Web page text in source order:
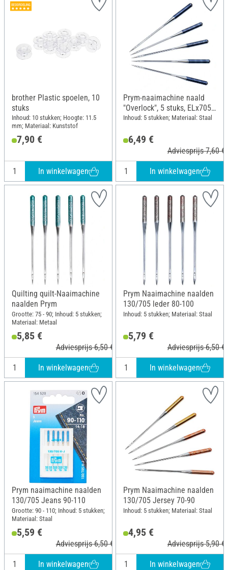
brother Plastic spoelen, 10
stuks
Inhoud: 10 stukken; Hoogte: 11.5
mm; Materiaal: Kunststof
7,90 €
In winkelwagen
Prym-naaimachine naald
"Overlock", 5 stuks, ELx705
SUK CF 80
Inhoud: 5 stukken; Materiaal: Staal
6,49 €
Adviesprijs 7,60 €
In winkelwagen
Quilting quilt-Naaimachine
naalden Prym
Grootte: 75 - 90; Inhoud: 5 stukken;
Materiaal: Metaal
5,85 €
Adviesprijs 6,50 €
In winkelwagen
Prym Naaimachine naalden
130/705 leder 80-100
Inhoud: 5 stukken; Materiaal: Staal
5,79 €
Adviesprijs 6,50 €
In winkelwagen
Prym naaimachine naalden
130/705 Jeans 90-110
Grootte: 90 - 110; Inhoud: 5 stukken;
Materiaal: Staal
5,59 €
Adviesprijs 6,50 €
In winkelwagen
Prym Naaimachine naalden
130/705 Jersey 70-90
Inhoud: 5 stukken; Materiaal: Staal
4,95 €
Adviesprijs 5,90 €
In winkelwagen